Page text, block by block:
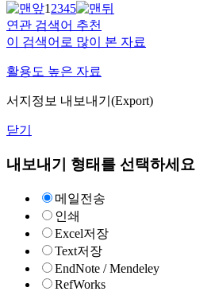
12345
연관 검색어 추천
이 검색어로 많이 본 자료
활용도 높은 자료
서지정보 내보내기(Export)
닫기
내보내기 형태를 선택하세요
메일전송
인쇄
Excel저장
Text저장
EndNote / Mendeley
RefWorks